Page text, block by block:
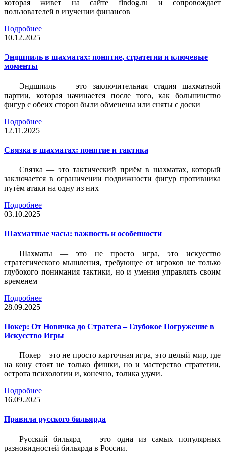
которая живет на сайте findog.ru и сопровождает
пользователей в изучении финансов
Подробнее
10.12.2025
Эндшпиль в шахматах: понятие, стратегии и ключевые
моменты
Эндшпиль — это заключительная стадия шахматной
партии, которая начинается после того, как большинство
фигур с обеих сторон были обменены или сняты с доски
Подробнее
12.11.2025
Связка в шахматах: понятие и тактика
Связка — это тактический приём в шахматах, который
заключается в ограничении подвижности фигур противника
путём атаки на одну из них
Подробнее
03.10.2025
Шахматные часы: важность и особенности
Шахматы — это не просто игра, это искусство
стратегического мышления, требующее от игроков не только
глубокого понимания тактики, но и умения управлять своим
временем
Подробнее
28.09.2025
Покер: От Новичка до Стратега – Глубокое Погружение в
Искусство Игры
Покер – это не просто карточная игра, это целый мир, где
на кону стоят не только фишки, но и мастерство стратегии,
острота психологии и, конечно, толика удачи.
Подробнее
16.09.2025
Правила русского бильярда
Русский бильярд — это одна из самых популярных
разновидностей бильярда в России.